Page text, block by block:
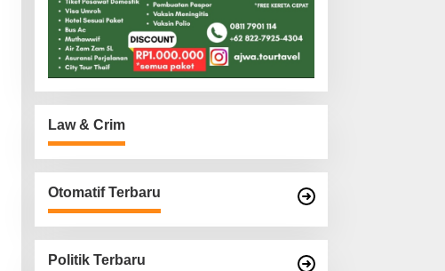
Law & Crim
Otomatif Terbaru
Politik Terbaru